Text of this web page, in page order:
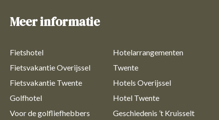
Meer informatie
Fietshotel
Fietsvakantie Overijssel
Fietsvakantie Twente
Golfhotel
Voor de golfliefhebbers
Hotelarrangementen
Twente
Hotels Overijssel
Hotel Twente
Geschiedenis ’t Kruisselt